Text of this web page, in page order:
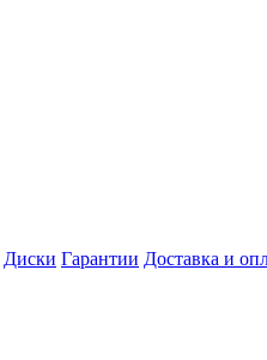
Диски Гарантии Доставка и